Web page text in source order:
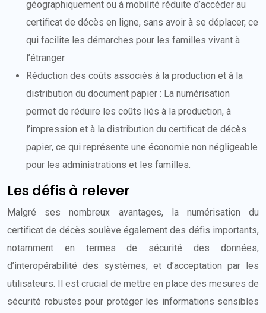
géographiquement ou à mobilité réduite d’accéder au
certificat de décès en ligne, sans avoir à se déplacer, ce
qui facilite les démarches pour les familles vivant à
l’étranger.
Réduction des coûts associés à la production et à la
distribution du document papier : La numérisation
permet de réduire les coûts liés à la production, à
l’impression et à la distribution du certificat de décès
papier, ce qui représente une économie non négligeable
pour les administrations et les familles.
Les défis à relever
Malgré ses nombreux avantages, la numérisation du
certificat de décès soulève également des défis importants,
notamment en termes de sécurité des données,
d’interopérabilité des systèmes, et d’acceptation par les
utilisateurs. Il est crucial de mettre en place des mesures de
sécurité robustes pour protéger les informations sensibles